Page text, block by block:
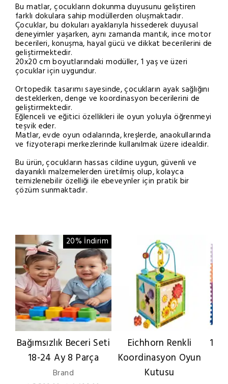
Bu matlar, çocukların dokunma duyusunu geliştiren
farklı dokulara sahip modüllerden oluşmaktadır.
Çocuklar, bu dokuları ayaklarıyla hissederek duyusal
deneyimler yaşarken, aynı zamanda mantık, ince motor
becerileri, konuşma, hayal gücü ve dikkat becerilerini de
geliştirmektedir.
20x20 cm boyutlarındaki modüller, 1 yaş ve üzeri
çocuklar için uygundur.
Ortopedik tasarımı sayesinde, çocukların ayak sağlığını
desteklerken, denge ve koordinasyon becerilerini de
geliştirmektedir.
Eğlenceli ve eğitici özellikleri ile oyun yoluyla öğrenmeyi
teşvik eder.
Matlar, evde oyun odalarında, kreşlerde, anaokullarında
ve fizyoterapi merkezlerinde kullanılmak üzere idealdir.
Bu ürün, çocukların hassas cildine uygun, güvenli ve
dayanıklı malzemelerden üretilmiş olup, kolayca
temizlenebilir özelliği ile ebeveynler için pratik bir
çözüm sunmaktadır.
20% İndirim
Bağımsızlık Beceri Seti
18-24 Ay 8 Parça
Brand
Eichhorn Renkli
Koordinasyon Oyun
Kutusu
16